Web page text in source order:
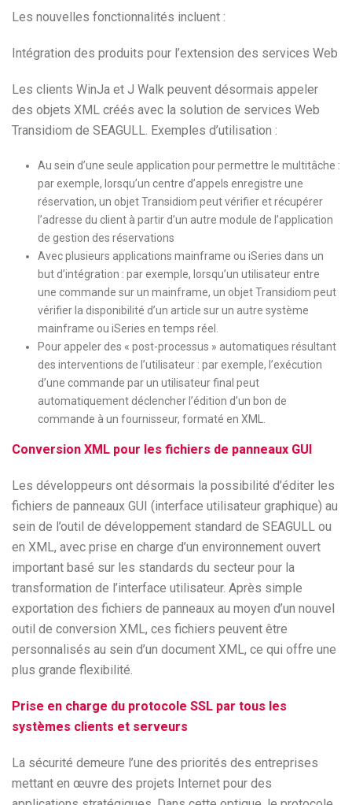
Les nouvelles fonctionnalités incluent :
Intégration des produits pour l’extension des services Web
Les clients WinJa et J Walk peuvent désormais appeler
des objets XML créés avec la solution de services Web
Transidiom de SEAGULL. Exemples d’utilisation :
Au sein d’une seule application pour permettre le multitâche :
par exemple, lorsqu’un centre d’appels enregistre une
réservation, un objet Transidiom peut vérifier et récupérer
l’adresse du client à partir d’un autre module de l’application
de gestion des réservations
Avec plusieurs applications mainframe ou iSeries dans un
but d’intégration : par exemple, lorsqu’un utilisateur entre
une commande sur un mainframe, un objet Transidiom peut
vérifier la disponibilité d’un article sur un autre système
mainframe ou iSeries en temps réel.
Pour appeler des « post-processus » automatiques résultant
des interventions de l’utilisateur : par exemple, l’exécution
d’une commande par un utilisateur final peut
automatiquement déclencher l’édition d’un bon de
commande à un fournisseur, formaté en XML.
Conversion XML pour les fichiers de panneaux GUI
Les développeurs ont désormais la possibilité d’éditer les
fichiers de panneaux GUI (interface utilisateur graphique) au
sein de l’outil de développement standard de SEAGULL ou
en XML, avec prise en charge d’un environnement ouvert
important basé sur les standards du secteur pour la
transformation de l’interface utilisateur. Après simple
exportation des fichiers de panneaux au moyen d’un nouvel
outil de conversion XML, ces fichiers peuvent être
personnalisés au sein d’un document XML, ce qui offre une
plus grande flexibilité.
Prise en charge du protocole SSL par tous les
systèmes clients et serveurs
La sécurité demeure l’une des priorités des entreprises
mettant en œuvre des projets Internet pour des